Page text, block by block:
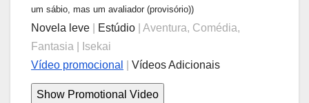
um sábio, mas um avaliador (provisório))
Novela leve Estúdio
| Aventura, Comédia,
Fantasia | Isekai
Vídeo promocional
Vídeos Adicionais